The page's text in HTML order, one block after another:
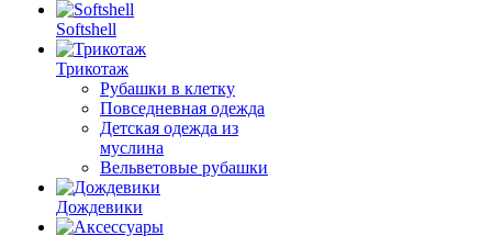
Softshell
Трикотаж
Рубашки в клетку
Повседневная одежда
Детская одежда из
муслина
Вельветовые рубашки
Дождевики